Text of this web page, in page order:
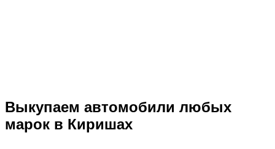
Выкупаем автомобили любых
марок в Киришах